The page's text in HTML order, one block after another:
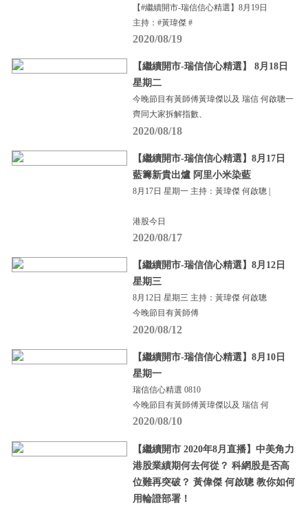
【#繼續開市-瑞信信心精選】8月19日
主持：#黃瑋傑 #
2020/08/19
【繼續開市-瑞信信心精選】 8月18日
星期二
今晚節目有黃師傅黃瑋傑以及 瑞信 何啟聰一
齊同大家拆解指數、
2020/08/18
【繼續開市-瑞信信心精選】8月17日
藍籌新貴出爐 阿里小米染藍
8月17日 星期一 主持：黃瑋傑 何啟聰 |
港股今日
2020/08/17
【繼續開市-瑞信信心精選】8月12日
星期三
8月12日 星期三 主持：黃瑋傑 何啟聰
今晚節目有黃師傅
2020/08/12
【繼續開市-瑞信信心精選】8月10日
星期一
瑞信信心精選 0810
今晚節目有黃師傅黃瑋傑以及 瑞信 何
2020/08/10
【繼續開市 2020年8月直播】中美角力
港股業績期何去何從？ 科網股是否高
位難再突破？ 黃偉傑 何啟聰 教你如何
用輪證部署！